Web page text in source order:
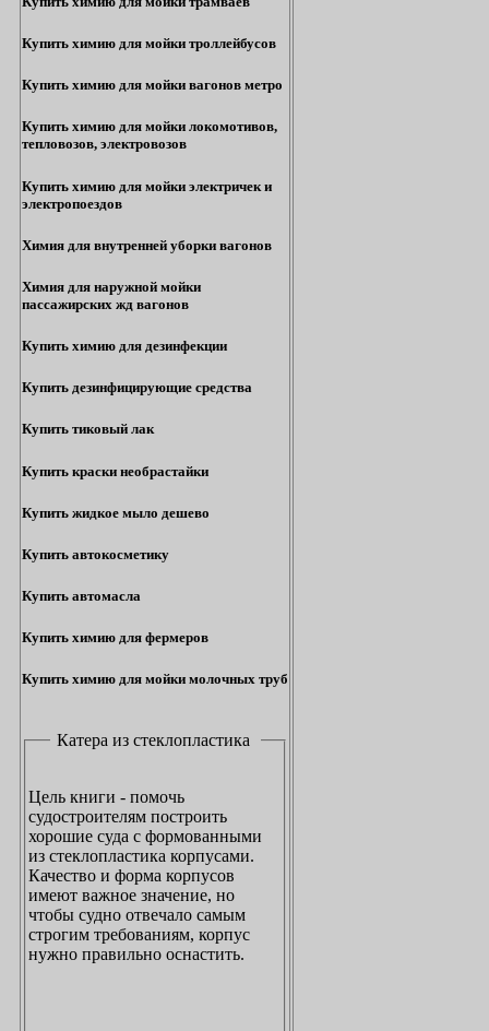
Купить химию для мойки троллейбусов
Купить химию для мойки вагонов метро
Купить химию для мойки локомотивов,
тепловозов, электровозов
Купить химию для мойки электричек и
электропоездов
Химия для внутренней уборки вагонов
Химия для наружной мойки
пассажирских жд вагонов
Купить химию для дезинфекции
Купить дезинфицирующие средства
Купить тиковый лак
Купить краски необрастайки
Купить жидкое мыло дешево
Купить автокосметику
Купить автомасла
Купить химию для фермеров
Купить химию для мойки молочных труб
Катера из стеклопластика
Цель книги - помочь
судостроителям построить
хорошие суда с формованными
из стеклопластика корпусами.
Качество и форма корпусов
имеют важное значение, но
чтобы судно отвечало самым
строгим требованиям, корпус
нужно правильно оснастить.